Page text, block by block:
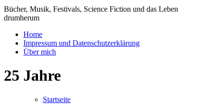
Bücher, Musik, Festivals, Science Fiction und das Leben
drumherum
Home
Impressum und Datenschutzerklärung
Über mich
25 Jahre
Startseite